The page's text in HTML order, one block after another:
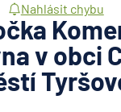
Nahlásit chybu
v obci